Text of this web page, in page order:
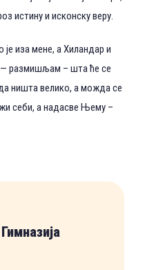
истину и исконску веру.
иза мене, а Хиландар и
размишљам – шта ће се
ништа велико, а можда се
себи, а надасве Њему –